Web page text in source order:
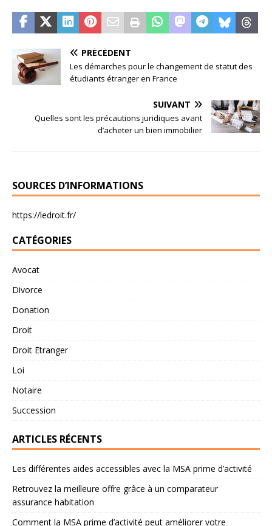
PRÉCÉDENT
Les démarches pour le changement de statut des
étudiants étranger en France
SUIVANT
Quelles sont les précautions juridiques avant
d’acheter un bien immobilier
SOURCES D’INFORMATIONS
https://ledroit.fr/
CATÉGORIES
Avocat
Divorce
Donation
Droit
Droit Etranger
Loi
Notaire
Succession
ARTICLES RÉCENTS
Les différentes aides accessibles avec la MSA prime d’activité
Retrouvez la meilleure offre grâce à un comparateur
assurance habitation
Comment la MSA prime d’activité peut améliorer votre